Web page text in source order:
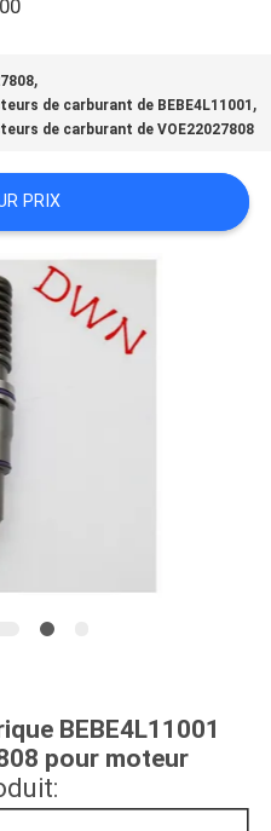
,
de carburant de BEBE4L11001 ,
de carburant de VOE22027808
PRIX
BEBE4L11001
pour moteur